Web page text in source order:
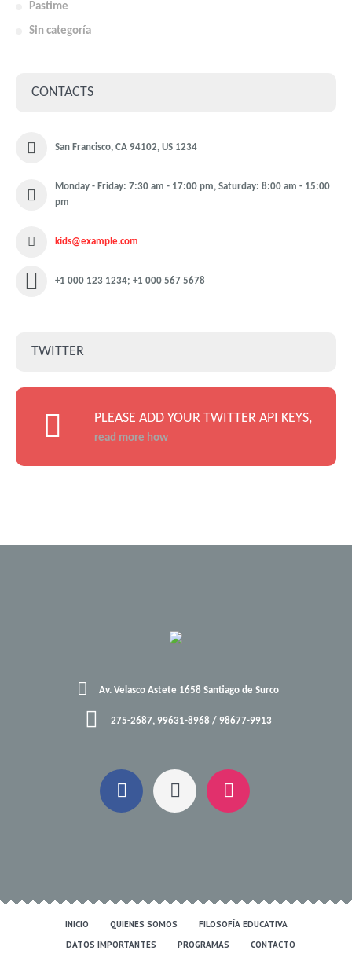
Pastime
Sin categoría
CONTACTS
San Francisco, CA 94102, US 1234
Monday - Friday: 7:30 am - 17:00 pm, Saturday: 8:00 am - 15:00
pm
kids@example.com
+1 000 123 1234; +1 000 567 5678
TWITTER
PLEASE ADD YOUR TWITTER API KEYS,
read more how
Av. Velasco Astete 1658 Santiago de Surco
275-2687, 99631-8968 / 98677-9913
INICIO QUIENES SOMOS
FILOSOFÍA EDUCATIVA
DATOS IMPORTANTES
PROGRAMAS CONTACTO